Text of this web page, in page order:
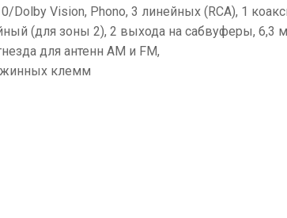
Vision, Phono, 3 линейных (RCA), 1
(для зоны 2), 2 выхода на сабвуферы, 6,3
для антенн AM и FM,
клемм